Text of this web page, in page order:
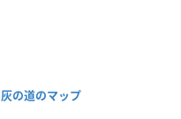
灰の道のマップ